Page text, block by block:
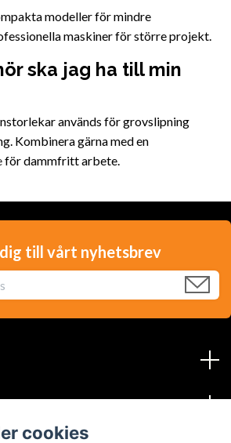
modeller för mindre
maskiner för större projekt.
ska jag ha till min
används för grovslipning
Kombinera gärna med en
för dammfritt arbete.
till vårt nyhetsbrev
cookies